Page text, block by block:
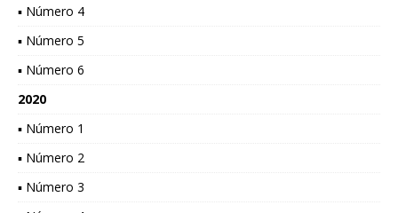
▪ Número 4
▪ Número 5
▪ Número 6
2020
▪ Número 1
▪ Número 2
▪ Número 3